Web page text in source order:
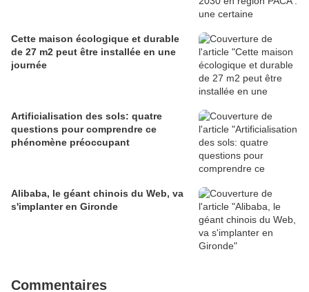
Cette maison écologique et durable
de 27 m2 peut être installée en une
journée
Artificialisation des sols: quatre
questions pour comprendre ce
phénomène préoccupant
Alibaba, le géant chinois du Web, va
s'implanter en Gironde
Commentaires